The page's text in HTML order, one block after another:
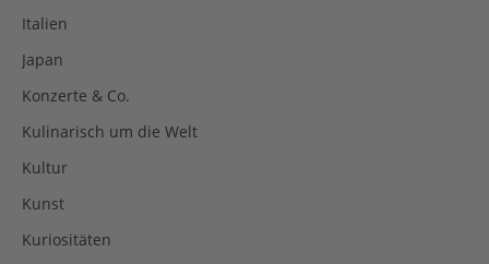
Italien
Japan
Konzerte & Co.
Kulinarisch um die Welt
Kultur
Kunst
Kuriositäten